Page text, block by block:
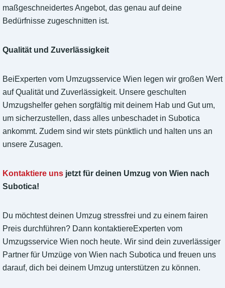
maßgeschneidertes Angebot, das genau auf deine
Bedürfnisse zugeschnitten ist.
Qualität und Zuverlässigkeit
BeiExperten vom Umzugsservice Wien legen wir großen Wert
auf Qualität und Zuverlässigkeit. Unsere geschulten
Umzugshelfer gehen sorgfältig mit deinem Hab und Gut um,
um sicherzustellen, dass alles unbeschadet in Subotica
ankommt. Zudem sind wir stets pünktlich und halten uns an
unsere Zusagen.
Kontaktiere uns jetzt für deinen Umzug von Wien nach
Subotica!
Du möchtest deinen Umzug stressfrei und zu einem fairen
Preis durchführen? Dann kontaktiereExperten vom
Umzugsservice Wien noch heute. Wir sind dein zuverlässiger
Partner für Umzüge von Wien nach Subotica und freuen uns
darauf, dich bei deinem Umzug unterstützen zu können.